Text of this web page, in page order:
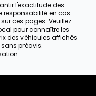
l'exactitude des
responsabilité en cas
ces pages. Veuillez
pour connaître les
des véhicules affichés
préavis.